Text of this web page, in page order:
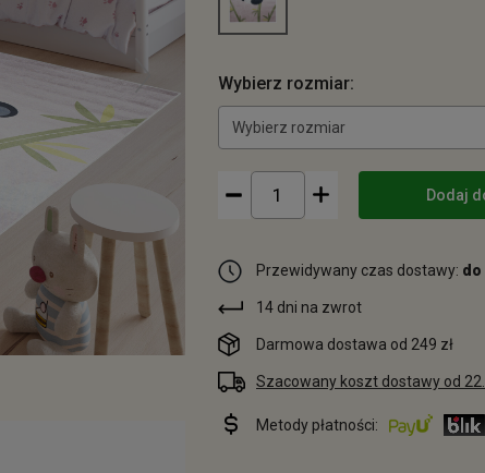
Wybierz rozmiar:
Wybierz rozmiar
Dodaj
Przewidywany czas dostawy: do
14 dni na zwrot
Darmowa dostawa od 249 zł
Szacowany koszt dostawy od
Metody płatności: